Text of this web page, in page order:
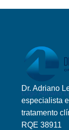
Logo Adriano
Dr. Adriano
especialista
tratamento
RQE 38911